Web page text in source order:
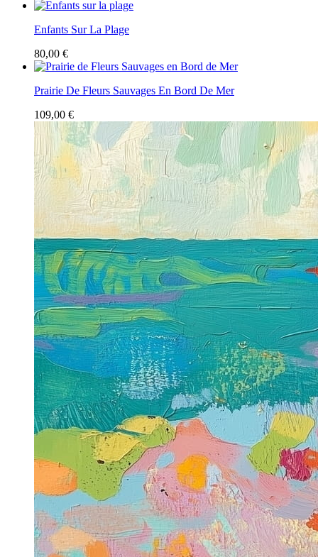
Enfants Sur La Plage
80,00 €
Prairie De Fleurs Sauvages En Bord De Mer
109,00 €